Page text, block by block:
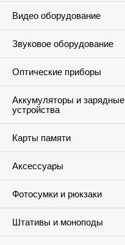
Видео оборудование
Звуковое оборудование
Оптические приборы
Аккумуляторы и зарядные
устройства
Карты памяти
Аксессуары
Фотосумки и рюкзаки
Штативы и моноподы